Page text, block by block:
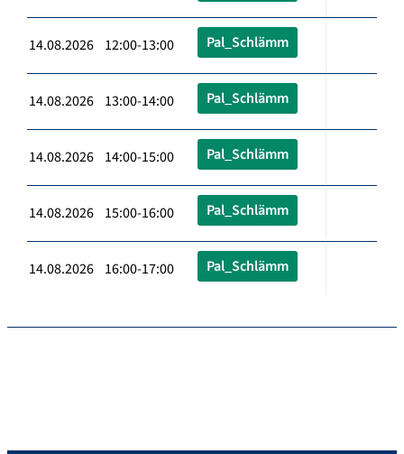
14.08.2026 12:00-13:00 Pal_Schlämm
14.08.2026 13:00-14:00 Pal_Schlämm
14.08.2026 14:00-15:00 Pal_Schlämm
14.08.2026 15:00-16:00 Pal_Schlämm
14.08.2026 16:00-17:00 Pal_Schlämm